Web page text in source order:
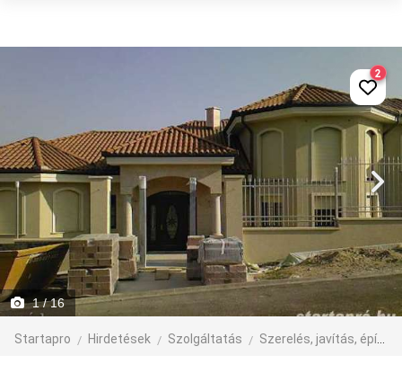
1/ 16
Startapro Hirdetések Szolgáltatás Szerelés, javítás, építkezés
2